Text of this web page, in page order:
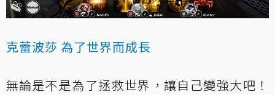
克蕾波莎 為了世界而成長
無論是不是為了拯救世界，讓自己變強大吧！